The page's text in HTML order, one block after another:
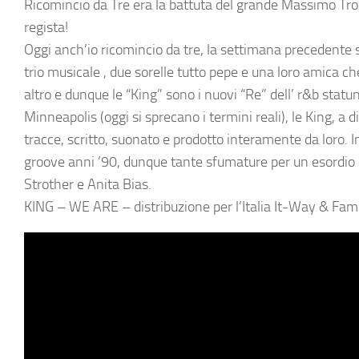
Ricomincio da Tre era la battuta del grande Massimo
regista!
Oggi anch’io ricomincio da tre, la settimana
trio musicale , due sorelle tutto pepe e una loro amica
altro e dunque le “King” sono i nuovi “Re” dell’ r&b
Minneapolis (oggi si sprecano i termini reali), le King,
tracce, scritto, suonato e prodotto interamente da loro.
groove anni ’90, dunque tante sfumature per un
Strother e Anita Bias.
KING – WE ARE – distribuzione per l’Italia It-Way &